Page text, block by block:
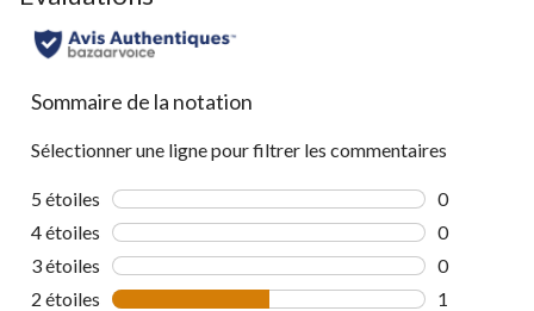
Sommaire de la notation
Sélectionner une ligne pour filtrer les commentaires
5 étoiles étoiles
0
4 étoiles étoiles
0
3 étoiles étoiles
0
2 étoiles étoiles
1